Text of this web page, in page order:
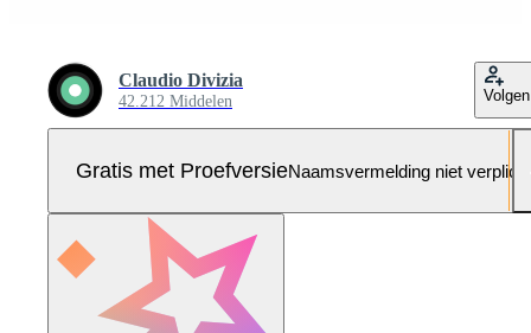
Claudio Divizia
42.212 Middelen Volgen
Gratis met ProefversieNaamsvermelding niet verplicht